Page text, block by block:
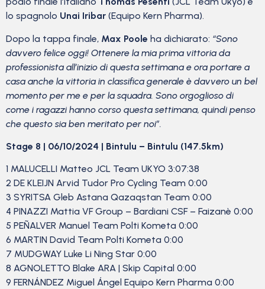
lo spagnolo Unai Iribar (Equipo Kern Pharma).
Dopo la tappa finale, Max Poole ha dichiarato: “Sono
davvero felice oggi! Ottenere la mia prima vittoria da
professionista all’inizio di questa settimana e ora portare a
casa anche la vittoria in classifica generale è davvero un bel
momento per me e per la squadra. Sono orgoglioso di
come i ragazzi hanno corso questa settimana, quindi penso
che questo sia ben meritato per noi”.
Stage 8 | 06/10/2024 | Bintulu – Bintulu (147.5km)
1 MALUCELLI Matteo JCL Team UKYO 3:07:38
2 DE KLEIJN Arvid Tudor Pro Cycling Team 0:00
3 SYRITSA Gleb Astana Qazaqstan Team 0:00
4 PINAZZI Mattia VF Group – Bardiani CSF – Faizanè 0:00
5 PEÑALVER Manuel Team Polti Kometa 0:00
6 MARTIN David Team Polti Kometa 0:00
7 MUDGWAY Luke Li Ning Star 0:00
8 AGNOLETTO Blake ARA | Skip Capital 0:00
9 FERNÁNDEZ Miguel Ángel Equipo Kern Pharma 0:00